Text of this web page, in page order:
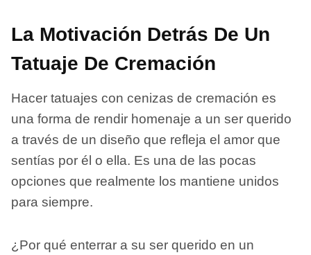
La Motivación Detrás De Un
Tatuaje De Cremación
Hacer tatuajes con cenizas de cremación es
una forma de rendir homenaje a un ser querido
a través de un diseño que refleja el amor que
sentías por él o ella. Es una de las pocas
opciones que realmente los mantiene unidos
para siempre.
¿Por qué enterrar a su ser querido en un